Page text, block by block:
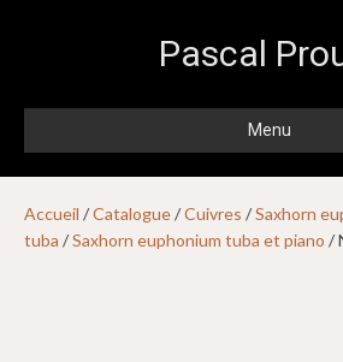
Pascal
Menu
Accueil /Catalogue/Cuivres /Saxhorn
tuba /Saxhorn euphonium tuba et piano /